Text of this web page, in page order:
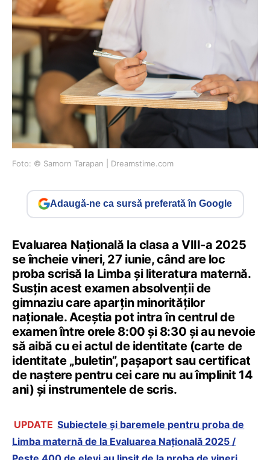
Foto: © Samorn Tarapan | Dreamstime.com
Adaugă-ne ca sursă preferată în Google
Evaluarea Națională la clasa a VIII-a 2025
se încheie vineri, 27 iunie, când are loc
proba scrisă la Limba și literatura maternă.
Susțin acest examen absolvenții de
gimnaziu care aparțin minorităților
naționale. Aceștia pot intra în centrul de
examen între orele 8:00 și 8:30 și au nevoie
să aibă cu ei actul de identitate (carte de
identitate „buletin”, pașaport sau certificat
de naștere pentru cei care nu au împlinit 14
ani) și instrumentele de scris.
UPDATE Subiectele și baremele pentru proba de
Limba maternă de la Evaluarea Națională 2025 /